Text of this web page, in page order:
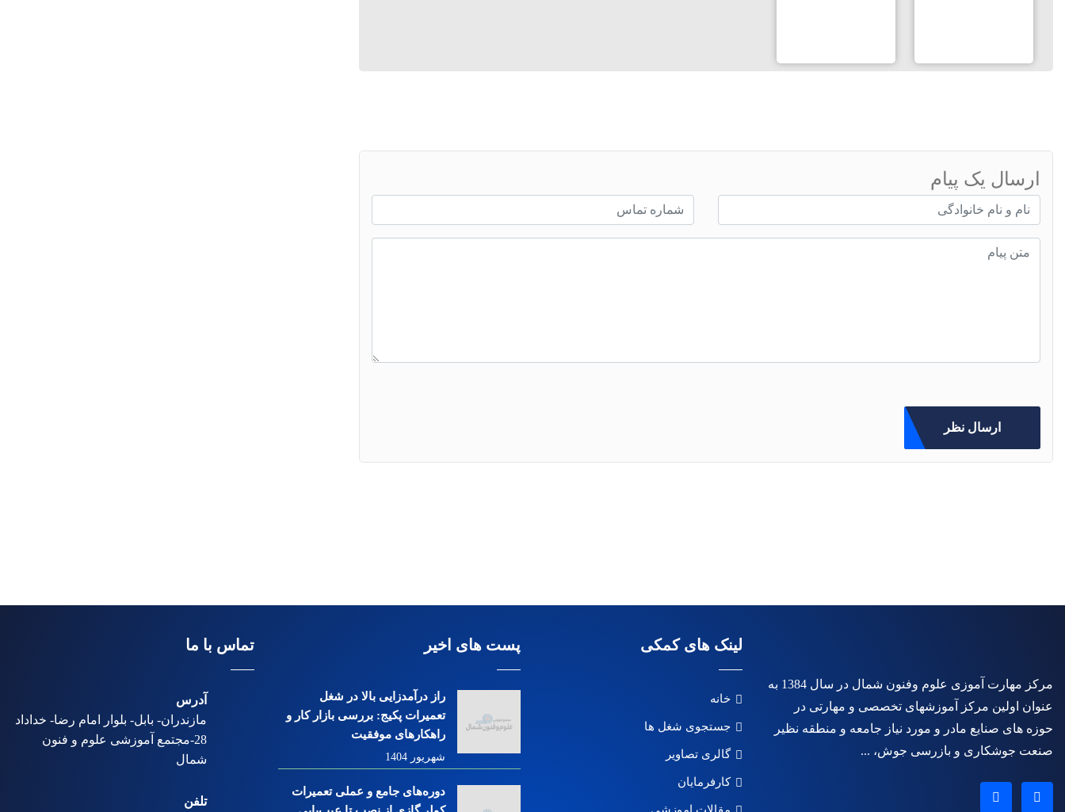
ارسال یک پیام
ارسال نظر
مرکز مهارت آموزی علوم وفنون شمال در سال 1384 به
عنوان اولین مرکز آموزشهای تخصصی و مهارتی در
حوزه های صنایع مادر و مورد نیاز جامعه و منطقه نظیر
صنعت جوشکاری و بازرسی جوش، ...
لینک های کمکی
خانه
جستجوی شغل ها
گالری تصاویر
کارفرمایان
پست های اخیر
راز درآمدزایی بالا در شغل
تعمیرات پکیج: بررسی بازار کار و
راهکارهای موفقیت
شهریور 1404
دوره‌های جامع و عملی تعمیرات
تماس با ما
آدرس
مازندران- بابل- بلوار امام رضا- خداداد
28-مجتمع آموزشی علوم و فنون
شمال
تلفن